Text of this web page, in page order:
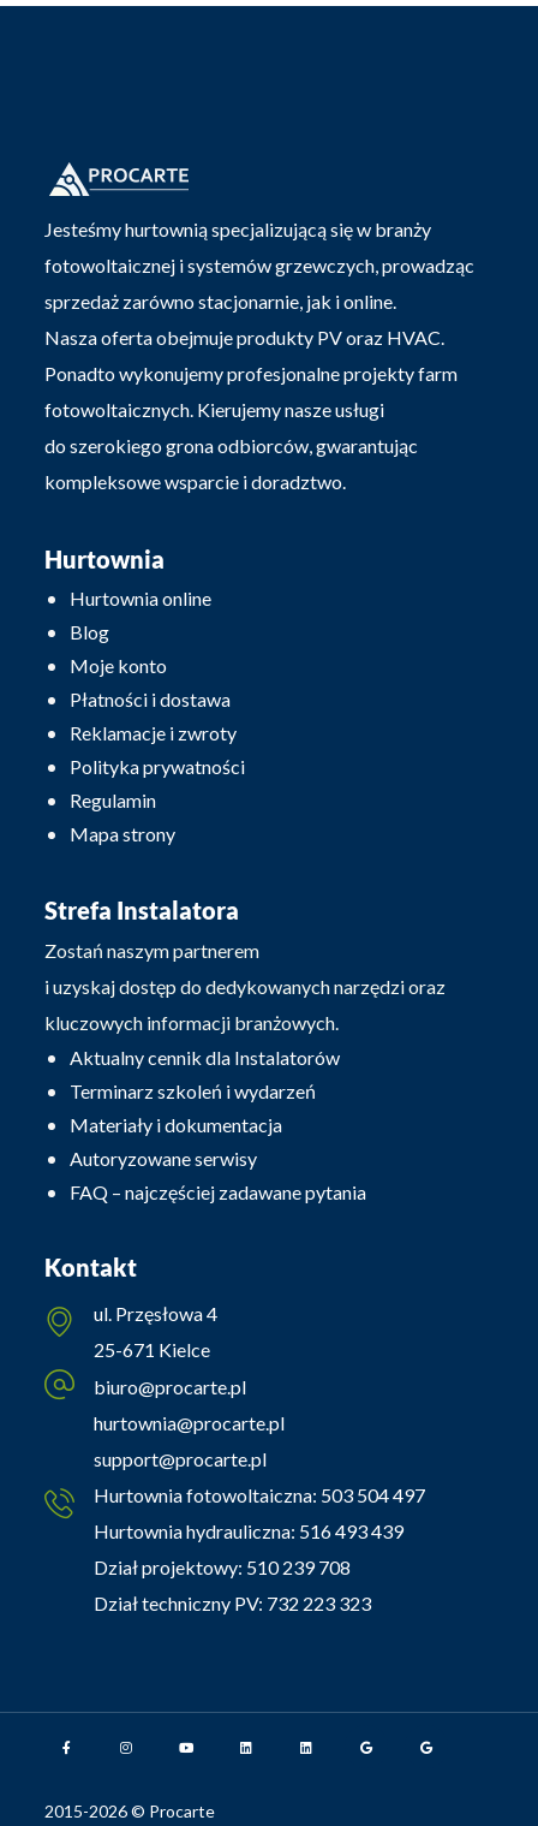
Jesteśmy hurtownią specjalizującą się w branży
fotowoltaicznej i systemów grzewczych, prowadząc
sprzedaż zarówno stacjonarnie, jak i online.
Nasza oferta obejmuje produkty PV oraz HVAC.
Ponadto wykonujemy profesjonalne projekty farm
fotowoltaicznych. Kierujemy nasze usługi
do szerokiego grona odbiorców, gwarantując
kompleksowe wsparcie i doradztwo.
Hurtownia
Hurtownia online
Blog
Moje konto
Płatności i dostawa
Reklamacje i zwroty
Polityka prywatności
Regulamin
Mapa strony
Strefa Instalatora
Zostań naszym partnerem
i uzyskaj dostęp do dedykowanych narzędzi oraz
kluczowych informacji branżowych.
Aktualny cennik dla Instalatorów
Terminarz szkoleń i wydarzeń
Materiały i dokumentacja
Autoryzowane serwisy
FAQ – najczęściej zadawane pytania
Kontakt
ul. Przęsłowa 4
25-671 Kielce
biuro@procarte.pl
hurtownia@procarte.pl
support@procarte.pl
Hurtownia fotowoltaiczna: 503 504 497
Hurtownia hydrauliczna: 516 493 439
Dział projektowy: 510 239 708
Dział techniczny PV: 732 223 323
2015-2026 © Procarte